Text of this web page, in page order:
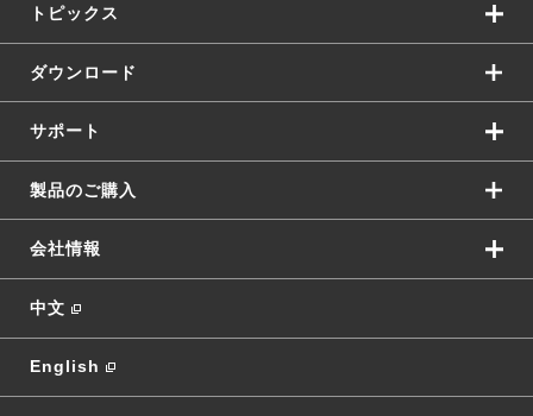
トピックス
ダウンロード
サポート
製品のご購入
会社情報
中文
English